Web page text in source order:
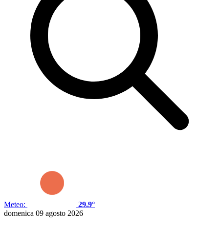
Meteo:
29.9°
domenica 09 agosto 2026